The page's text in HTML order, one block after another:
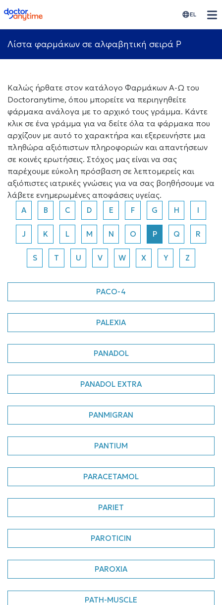
doctoranytime EL
Λίστα φαρμάκων σε αλφαβητική σειρά P
Καλώς ήρθατε στον κατάλογο Φαρμάκων Α-Ω του
Doctoranytime, όπου μπορείτε να περιηγηθείτε
φάρμακα ανάλογα με το αρχικό τους γράμμα. Κάντε
κλικ σε ένα γράμμα για να δείτε όλα τα φάρμακα που
αρχίζουν με αυτό το χαρακτήρα και εξερευνήστε μια
πληθώρα αξιόπιστων πληροφοριών και απαντήσεων
σε κοινές ερωτήσεις. Στόχος μας είναι να σας
παρέχουμε εύκολη πρόσβαση σε λεπτομερείς και
αξιόπιστες ιατρικές γνώσεις για να σας βοηθήσουμε να
λάβετε ενημερωμένες αποφάσεις υγείας.
A B C D E F G H I
J K L M N O P Q R
S T U V W X Y Z
PACO-4
PALEXIA
PANADOL
PANADOL EXTRA
PANMIGRAN
PANTIUM
PARACETAMOL
PARIET
PAROTICIN
PAROXIA
PATH-MUSCLE